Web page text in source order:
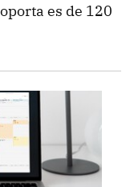
es de 120